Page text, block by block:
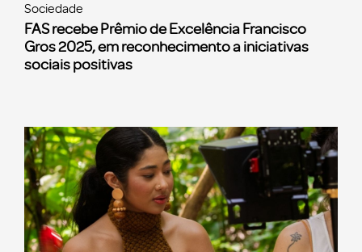
Sociedade
FAS recebe Prêmio de Excelência Francisco
Gros 2025, em reconhecimento a iniciativas
sociais positivas